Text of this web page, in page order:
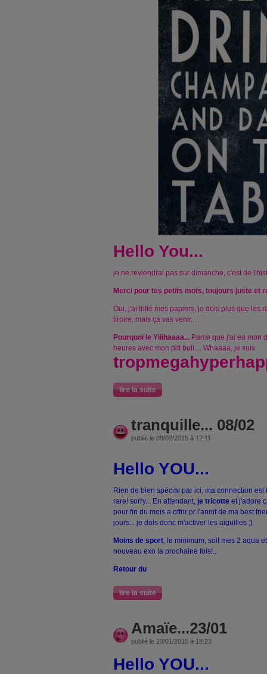
Hello You...
je ne reviendrai pas sur dimanche, c'est de
Merci pour tes petits mots, toujours juste et
Oui, j'ai trillé mes papiers, je dois plus que les
tiroire, mais ça vas venir...
Pourquoi le Yiiihaaaa... Parce que j'ai eu mon
heures avec mon pitt bull.... Whaaaa, je suis
lire la suite
tranquille... 08/02
publié le 08/02/2015 à 12:11
Hello YOU...
Rien de bien spécial par ici, ma connection
rare! sorry... En attendant, je tricotte et j'adore
pour fin du mois a offrir pr l'annif de ma best
jours... je dois donc m'activer les aiguilles ;)
Moins de sport, le minimum, soit mes 2 aqua
nouveau exo la prochaine fois!...
Retour du
lire la suite
Amaïe...23/01
publié le 23/01/2015 à 18:23
Hello YOU...